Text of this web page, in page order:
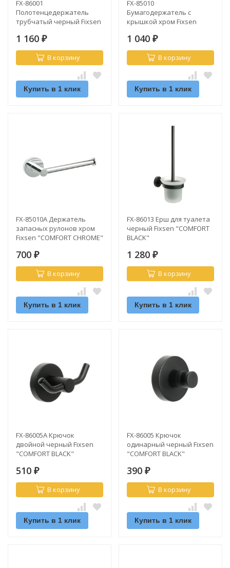
FX-86001
Полотенцедержатель
трубчатый черный Fixsen
1 160 ₽
В корзину
Купить в 1 клик
FX-85010
Бумагодержатель с
крышкой хром Fixsen
1 040 ₽
В корзину
Купить в 1 клик
FX-85010A Держатель
запасных рулонов хром
Fixsen "COMFORT CHROME"
700 ₽
В корзину
Купить в 1 клик
FX-86013 Ерш для туалета
черный Fixsen "COMFORT
BLACK"
1 280 ₽
В корзину
Купить в 1 клик
FX-86005A Крючок
двойной черный Fixsen
"COMFORT BLACK"
510 ₽
В корзину
Купить в 1 клик
FX-86005 Крючок
одинарный черный Fixsen
"COMFORT BLACK"
390 ₽
В корзину
Купить в 1 клик